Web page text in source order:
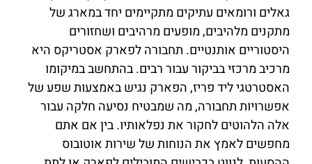
גאלים ורומאים עתיקים מתקיימים יחד במארג של
מתקנים מלהיבים, מופעים מרהיבים ושחזורים
היסטוריים אותנטיים. תחבורה לפארק אסטריקס היא
מרכיב מרכזי בביקור עבור רבים. בהתחשב במיקומו
האסטרטגי ליד פריז, הפארק נגיש באמצעות שפע של
אפשרויות תחבורה, מה שמבטיח נסיעה חלקה עבור
אלה הלהוטים לחקור את נפלאותיו. בין אם אתם
מחפשים לאמץ את הנוחות של שירות אוטובוס